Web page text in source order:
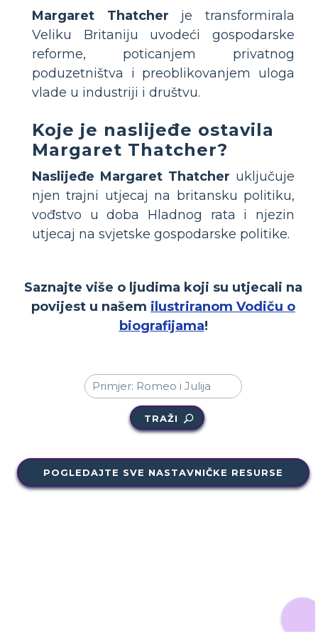
Margaret Thatcher je transformirala
Veliku Britaniju uvodeći gospodarske
reforme, poticanjem privatnog
poduzetništva i preoblikovanjem uloga
vlade u industriji i društvu.
Koje je naslijeđe ostavila
Margaret Thatcher?
Naslijeđe Margaret Thatcher uključuje
njen trajni utjecaj na britansku politiku,
vođstvo u doba Hladnog rata i njezin
utjecaj na svjetske gospodarske politike.
Saznajte više o ljudima koji su utjecali na
povijest u našem ilustriranom Vodiču o
biografijama!
TRAŽI
POGLEDAJTE SVE NASTAVNIČKE RESURSE